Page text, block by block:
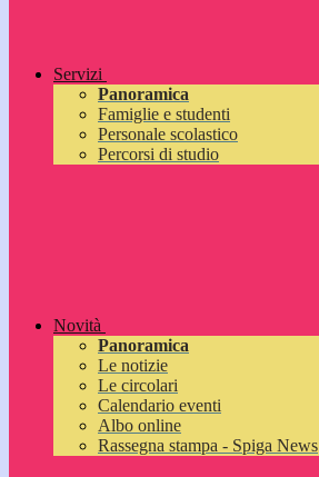
Servizi
Panoramica
Famiglie e studenti
Personale scolastico
Percorsi di studio
Novità
Panoramica
Le notizie
Le circolari
Calendario eventi
Albo online
Rassegna stampa - Spiga News